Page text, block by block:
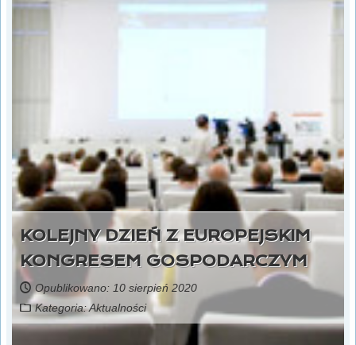
KOLEJNY DZIEŃ Z EUROPEJSKIM
KONGRESEM GOSPODARCZYM
Opublikowano: 10 sierpień 2020
Kategoria:Aktualności